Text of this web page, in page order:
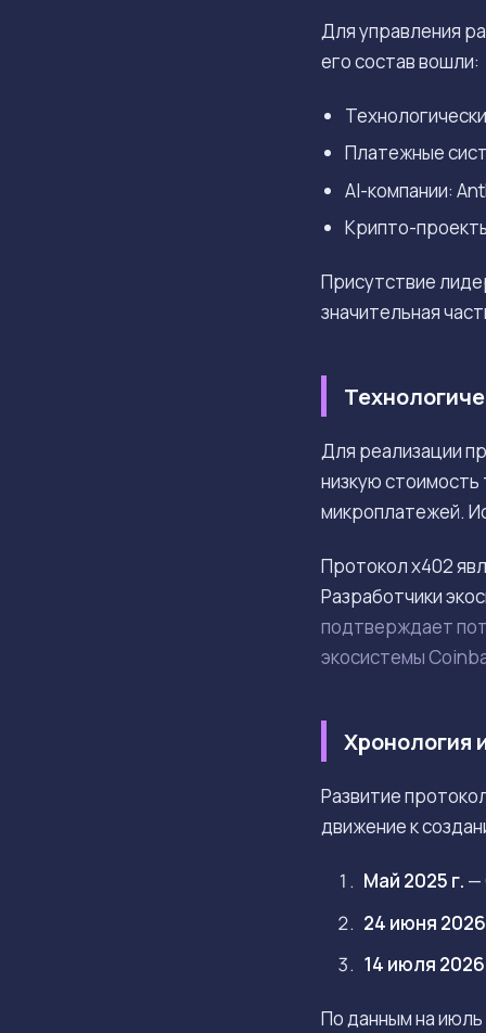
Для управления
его состав вошли:
Платежные
AI-компании:
Крипто-
Присутствие
значительная
Для реализации
низкую стоимость
микроплатежей.
Протокол x402
Разработчики
подтверждает
экосистемы
Хронология
Развитие
движение к
Май 2025 г. —
24 июня 2026
14 июля 2026
По данным на